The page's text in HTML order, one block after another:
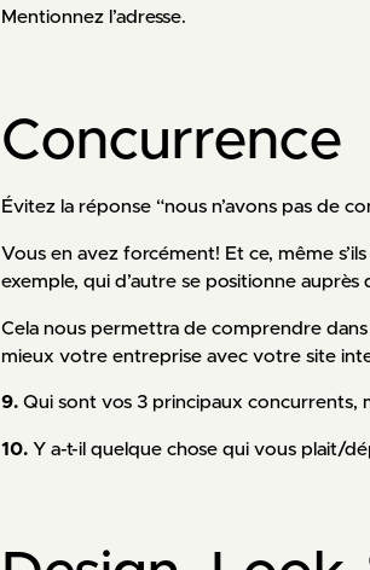
Mentionnez l’adresse.
Concurrence
Évitez la réponse “nous n’avons pas de
Vous en avez forcément! Et ce, même
exemple, qui d’autre se positionne auprès
Cela nous permettra de comprendre
mieux votre entreprise avec votre site
9.Qui sont vos 3 principaux concurrents,
10.Y a-t-il quelque chose qui vous plait/